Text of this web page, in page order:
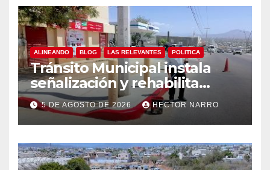
ALINEANDO BLOG LAS RELEVANTES POLITICA
Tránsito Municipal instala
señalización y rehabilita
cruces peatonales en Los
Cabos
5 DE AGOSTO DE 2026 HECTOR NARRO